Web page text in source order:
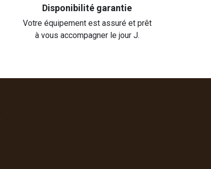
Disponibilité garantie
Votre équipement est assuré et prêt
à vous accompagner le jour J.